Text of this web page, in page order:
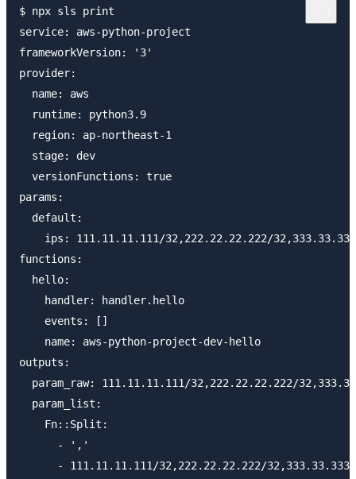
$ npx sls print
service: aws-python-project
frameworkVersion: '3'
provider:
  name: aws
  runtime: python3.9
  region: ap-northeast-1
  stage: dev
  versionFunctions: true
params:
  default:
ips: 111.11.11.111/32,222.22.22.222/
functions:
  hello:
    handler: handler.hello
    events: []
    name: aws-python-project-dev-hello
outputs:
param_raw: 111.11.11.111/32,222.22.22.222/
  param_list:
    Fn::Split:
      - ','
- 111.11.11.111/32,222.22.22.222/